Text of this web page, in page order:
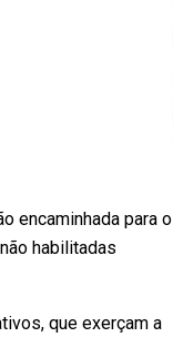
encaminhada para o
habilitadas
que exerçam a